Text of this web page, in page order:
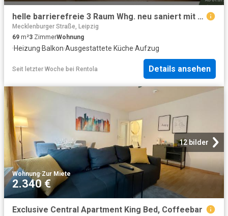
helle barrierefreie 3 Raum Whg. neu saniert mit Balkonen
Mecklenburger Straße, Leipzig
69 m²3 ZimmerWohnung
·Heizung·Balkon·Ausgestattete Küche·Aufzug
Seit letzter Woche bei Rentola Details ansehen
12 bilder
Wohnung·Zur Miete
2.340 €
Exclusive Central Apartment King Bed, Coffeebar